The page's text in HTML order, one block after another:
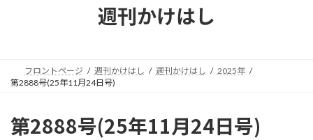
週刊かけはし
フロントページ 週刊かけはし 週刊かけはし
2025年
第2888号(25年11月24日号)
第2888号(25年11月24日号)